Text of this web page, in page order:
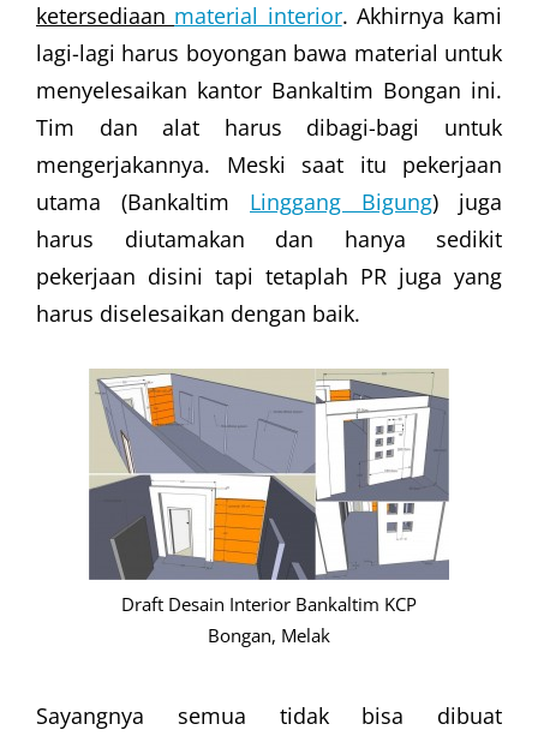
ketersediaan material interior. Akhirnya kami
lagi-lagi harus boyongan bawa material untuk
menyelesaikan kantor Bankaltim Bongan ini.
Tim dan alat harus dibagi-bagi untuk
mengerjakannya. Meski saat itu pekerjaan
utama (Bankaltim Linggang Bigung) juga
harus diutamakan dan hanya sedikit
pekerjaan disini tapi tetaplah PR juga yang
harus diselesaikan dengan baik.
Draft Desain Interior Bankaltim KCP
Bongan, Melak
Sayangnya semua tidak bisa dibuat